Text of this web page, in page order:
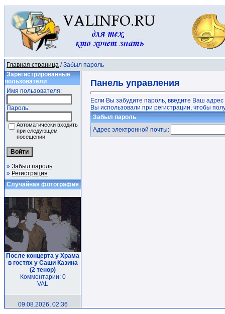
Главная страница / Забыл пароль
Зарегистрированные
пользователи
Имя пользователя:
Пароль:
Автоматически входить
при следующем
посещении
» Забыл пароль
» Регистрация
Случайная фотография
После концерта у Храма
в гостях у Саши Казина
(2 тенор)
Комментарии: 0
VAL
09.08.2026, 02:36
Панель управления
Если Вы забудите пароль, введите Ваш
Вы использовали при регистрации, чтобы
Забыл пароль
Адрес электронной почты: